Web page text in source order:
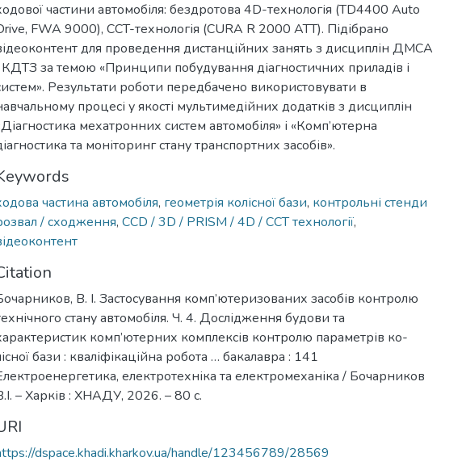
частини автомобіля: бездротова 4D-технологія (TD4400 Auto
FWA 9000), CCT-технологія (CURA R 2000 АТТ). Підібрано
для проведення дистанційних занять з дисциплін ДМСА
КДТЗ за темою «Принципи побудування діагностичних приладів і
Результати роботи передбачено використовувати в
процесі у якості мультимедійних додатків з дисциплін
мехатронних систем автомобіля» і «Комп’ютерна
та моніторинг стану транспортних засобів».
частина автомобіля, геометрія колісної бази, контрольні стенди
/ сходження, ССD / 3D / PRISM / 4D / ССТ технології,
В. І. Застосування комп’ютеризованих засобів контролю
стану автомобіля. Ч. 4. Дослідження будови та
комп’ютерних комплексів контролю параметрів ко-
бази : кваліфікаційна робота … бакалавра : 141
електротехніка та електромеханіка / Бочарников
– Харків : ХНАДУ, 2026. – 80 с.
dspace.khadi.kharkov.ua/handle/123456789/28569